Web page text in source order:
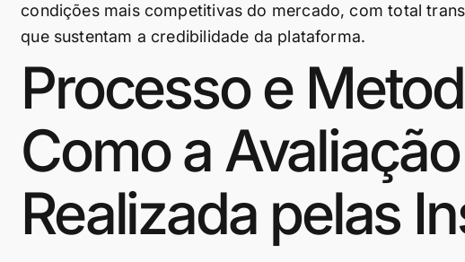
condições mais competitivas do mercado, com total
que sustentam a credibilidade da plataforma.
Processo e
Como a
Realizada pelas